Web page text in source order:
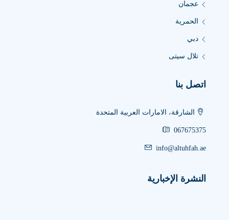
عجمان
الحمرية
دبي
تلال سيتى
اتصل بنا
الشارقة، الامارات العربية المتحدة
067675375
info@altuhfah.ae
النشرة الإخبارية